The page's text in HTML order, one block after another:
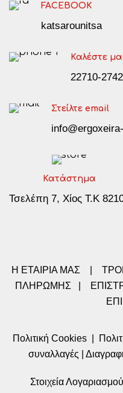
FACEBOOK
katsarounitsa
Καλέστε
22710-
Στείλτε email
Κατάστημα
Τσελέπη 7, Χίος Τ.Κ
Η ΕΤΑΙΡΙΑ ΜΑΣ
ΠΛΗΡΩΜΗΣ
Πολιτική Cookies|
συναλλαγές
Στοιχεία